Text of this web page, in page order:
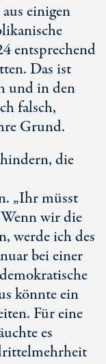
einigen
entsprechend
Das ist
und in den
falsch,
Grund.
die
„Ihr müsst
wir die
werde ich des
bei einer
könnte ein
Für eine
es